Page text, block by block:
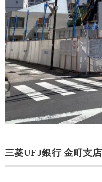
三菱UFJ銀行 金町支